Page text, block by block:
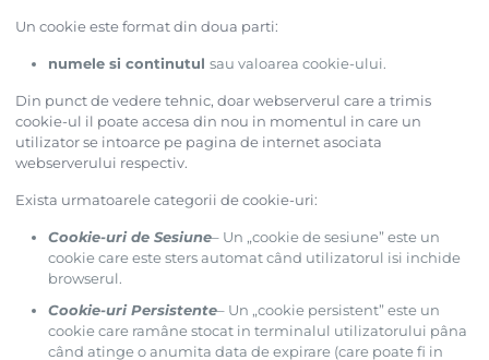
Un cookie este format din doua parti:
numele si continutulsau valoarea cookie-ului.
Din punct de vedere tehnic, doar webserverul care a trimis
cookie-ul il poate accesa din nou in momentul in care un
utilizator se intoarce pe pagina de internet asociata
webserverului respectiv.
Exista urmatoarele categorii de cookie-uri:
Cookie-uri de Sesiune– Un „cookie de sesiune” este un
cookie care este sters automat când utilizatorul isi inchide
browserul.
Cookie-uri Persistente– Un „cookie persistent” este un
cookie care ramâne stocat in terminalul utilizatorului pâna
când atinge o anumita data de expirare (care poate fi in